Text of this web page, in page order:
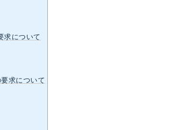
求について
求について